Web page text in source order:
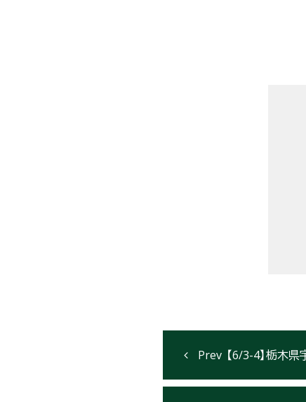
【6/3-4】栃木県